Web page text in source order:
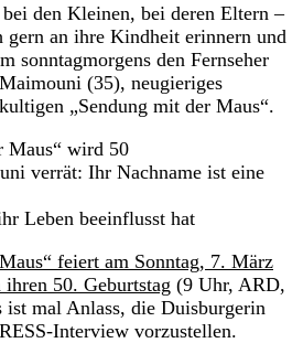
den Kleinen, bei deren Eltern –
gern an ihre Kindheit erinnern und
sonntagmorgens den Fernseher
(35), neugieriges
„Sendung mit der Maus“.
Maus“ wird 50
verrät: Ihr Nachname ist eine
Leben beeinflusst hat
feiert am Sonntag, 7. März
50. Geburtstag (9 Uhr, ARD,
mal Anlass, die Duisburgerin
Interview vorzustellen.